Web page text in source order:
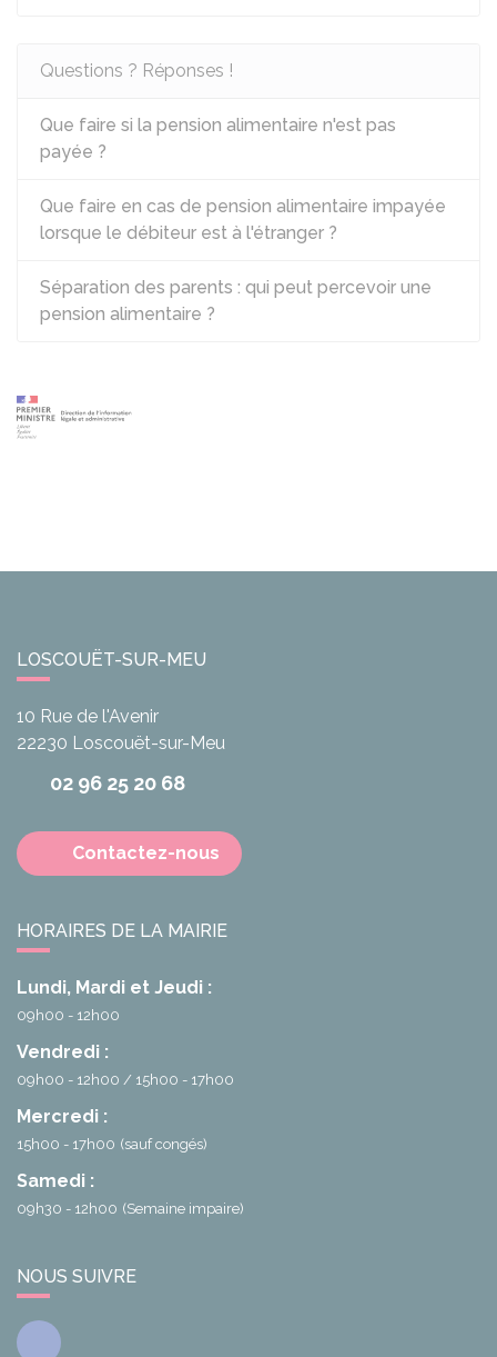
Questions ? Réponses !
Que faire si la pension alimentaire n'est pas
payée ?
Que faire en cas de pension alimentaire impayée
lorsque le débiteur est à l'étranger ?
Séparation des parents : qui peut percevoir une
pension alimentaire ?
LOSCOUËT-SUR-MEU
10 Rue de l'Avenir
22230 Loscouët-sur-Meu
02 96 25 20 68
Contactez-nous
HORAIRES DE LA MAIRIE
Lundi, Mardi et Jeudi :
09h00 - 12h00
Vendredi :
09h00 - 12h00 15h00 - 17h00
Mercredi :
15h00 - 17h00 (sauf congés)
Samedi :
09h30 - 12h00 (Semaine impaire)
NOUS SUIVRE